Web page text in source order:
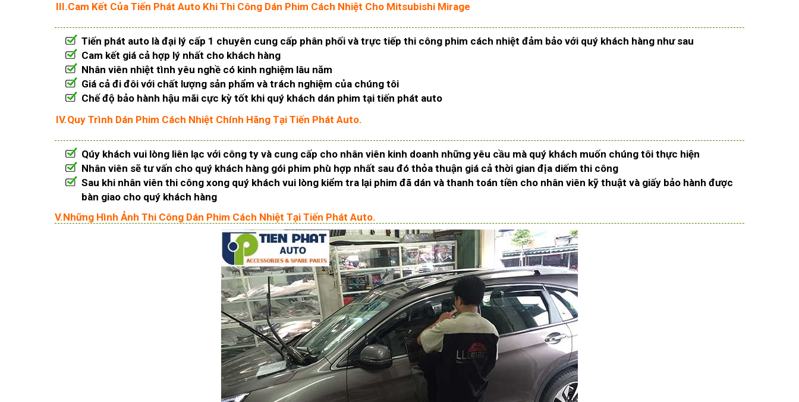
III.Cam Kết Của Tiến Phát Auto Khi Thi Công Dán Phim Cách Nhiệt Cho Mitsubishi Mirage
Tiến phát auto là đại lý cấp 1 chuyên cung cấp phân phối và trực tiếp thi công phim cách nhiệt đảm bảo với quý khách hàng như sau
Cam kết giá cả hợp lý nhất cho khách hàng
Nhân viên nhiệt tình yêu nghề có kinh nghiệm lâu năm
Giá cả đi đôi với chất lượng sản phẩm và trách nghiệm của chúng tôi
Chế độ bảo hành hậu mãi cực kỳ tốt khi quý khách dán phim tại tiến phát auto
IV.Quy Trình Dán Phim Cách Nhiệt Chính Hãng Tại Tiến Phát Auto.
Qúy khách vui lòng liên lạc với công ty và cung cấp cho nhân viên kinh doanh những yêu cầu mà quý khách muốn chúng tôi thực hiện
Nhân viên sẽ tư vấn cho quý khách hàng gói phim phù hợp nhất sau đó thỏa thuận giá cả thời gian địa diếm thi công
Sau khi nhân viên thi công xong quý khách vui lòng kiểm tra lại phim đã dán và thanh toán tiền cho nhân viên kỹ thuật và giấy bảo hành được
bàn giao cho quý khách hàng
V.Những Hình Ảnh Thi Công Dán Phim Cách Nhiệt Tại Tiến Phát Auto.